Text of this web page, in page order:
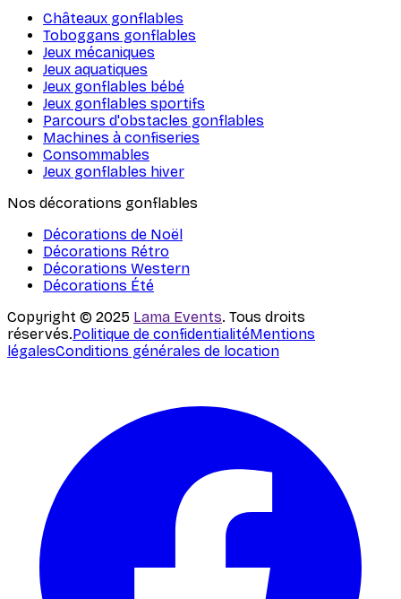
Châteaux gonflables
Toboggans gonflables
Jeux mécaniques
Jeux aquatiques
Jeux gonflables bébé
Jeux gonflables sportifs
Parcours d'obstacles gonflables
Machines à confiseries
Consommables
Jeux gonflables hiver
Nos décorations gonflables
Décorations de Noël
Décorations Rétro
Décorations Western
Décorations Été
Copyright © 2025 Lama Events. Tous droits
réservés.Politique de confidentialitéMentions
légalesConditions générales de location